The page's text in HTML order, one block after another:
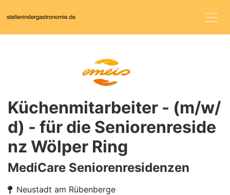
Küchenmitarbeiter - (m/w/
d) - für die Seniorenreside
nz Wölper Ring
MediCare Seniorenresidenzen
Neustadt am Rübenberge